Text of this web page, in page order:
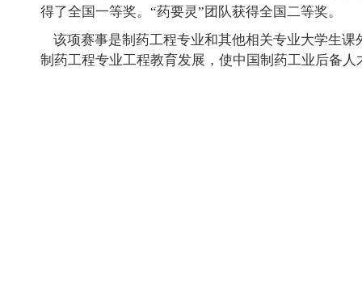
得了全国一等奖。“药要灵”团队获得全国二等奖。
该项赛事是制药工程专业和其他相关专业大学生课
制药工程专业工程教育发展，使中国制药工业后备